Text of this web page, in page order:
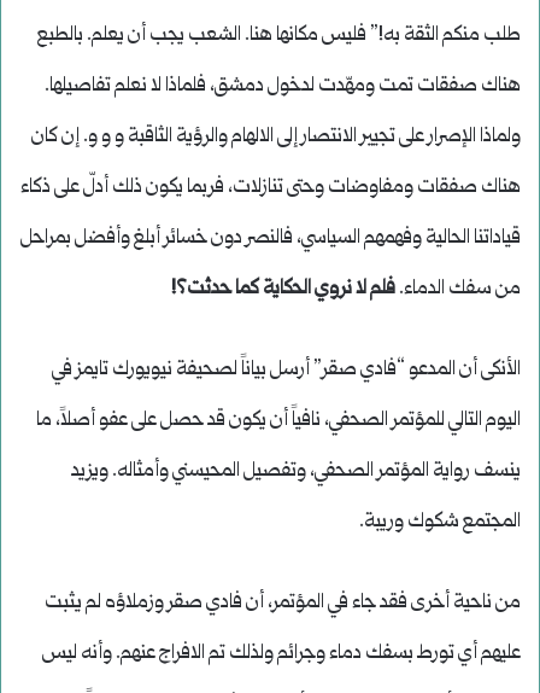
طلب منكم الثقة به!” فليس مكانها هنا. الشعب يجب أن يعلم. بالطبع
هناك صفقات تمت ومهّدت لدخول دمشق، فلماذا لا نعلم تفاصيلها.
ولماذا الإصرار على تجيير الانتصار إلى الالهام والرؤية الثاقبة و و و. إن كان
هناك صفقات ومفاوضات وحتى تنازلات، فربما يكون ذلك أدلّ على ذكاء
قياداتنا الحالية وفهمهم السياسي، فالنصر دون خسائر أبلغ وأفضل بمراحل
من سفك الدماء.فلم لا نروي الحكاية كما حدثت؟!
الأنكى أن المدعو “فادي صقر” أرسل بياناً لصحيفة نيويورك تايمز في
اليوم التالي للمؤتمر الصحفي، نافياً أن يكون قد حصل على عفو أصلاً، ما
ينسف رواية المؤتمر الصحفي، وتفصيل المحيسني وأمثاله. ويزيد
المجتمع شكوك وريبة.
من ناحية أخرى فقد جاء في المؤتمر، أن فادي صقر وزملاؤه لم يثبت
عليهم أي تورط بسفك دماء وجرائم ولذلك تم الافراج عنهم. وأنه ليس